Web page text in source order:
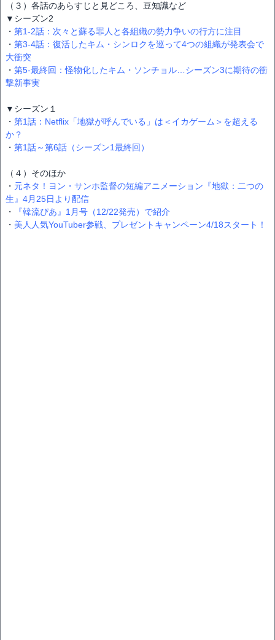
（３）各話のあらすじと見どころ、豆知識など
▼シーズン2
・ 第1-2話：次々と蘇る罪人と各組織の勢力争いの行方に注目
・ 第3-4話：復活したキム・シンロクを巡って4つの組織が発表会で
大衝突
・ 第5-最終回：怪物化したキム・ソンチョル…シーズン3に期待の衝
撃新事実
▼シーズン１
・ 第1話：Netflix「地獄が呼んでいる」は＜イカゲーム＞を超える
か？
・ 第1話～第6話（シーズン1最終回）
（４）そのほか
・ 元ネタ！ヨン・サンホ監督の短編アニメーション『地獄：二つの
生』4月25日より配信
・
『韓流ぴあ』1月号（12/22発売）で紹介
・ 美人人気YouTuber参戦、プレゼントキャンペーン4/18スタート！